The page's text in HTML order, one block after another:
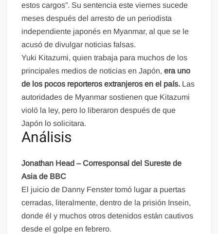
estos cargos”. Su sentencia este viernes sucede
meses después del arresto de un periodista
independiente japonés en Myanmar, al que se le
acusó de divulgar noticias falsas.
Yuki Kitazumi, quien trabaja para muchos de los
principales medios de noticias en Japón, era uno
de los pocos reporteros extranjeros en el país. Las
autoridades de Myanmar sostienen que Kitazumi
violó la ley, pero lo liberaron después de que
Japón lo solicitara.
Análisis
Jonathan Head – Corresponsal del Sureste de
Asia de BBC
El juicio de Danny Fenster tomó lugar a puertas
cerradas, literalmente, dentro de la prisión Insein,
donde él y muchos otros detenidos están cautivos
desde el golpe en febrero.